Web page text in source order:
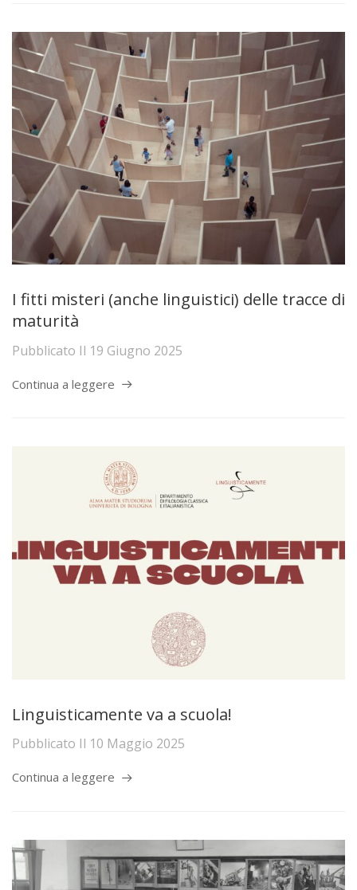
I fitti misteri (anche linguistici) delle tracce di
maturità
Pubblicato Il 19 Giugno 2025
Continua a leggere
Linguisticamente va a scuola!
Pubblicato Il 10 Maggio 2025
Continua a leggere